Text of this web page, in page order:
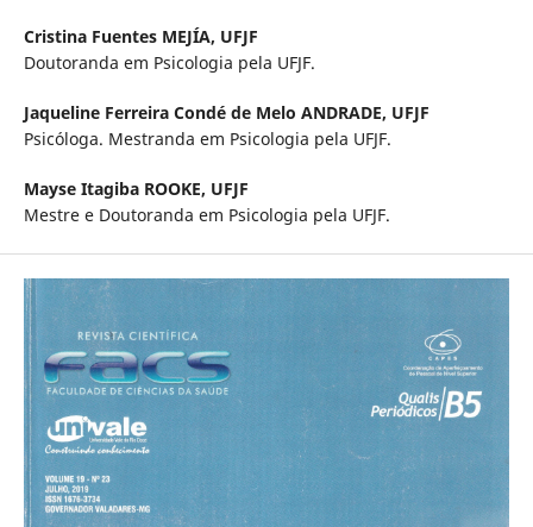
Cristina Fuentes MEJÍA, UFJF
Doutoranda em Psicologia pela UFJF.
Jaqueline Ferreira Condé de Melo ANDRADE, UFJF
Psicóloga. Mestranda em Psicologia pela UFJF.
Mayse Itagiba ROOKE, UFJF
Mestre e Doutoranda em Psicologia pela UFJF.